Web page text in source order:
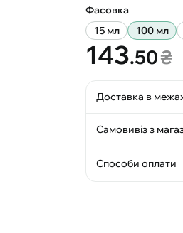
Фасовка
15 мл
100 мл
143.50₴
Доставка в
Самовивіз з
Способи оплати